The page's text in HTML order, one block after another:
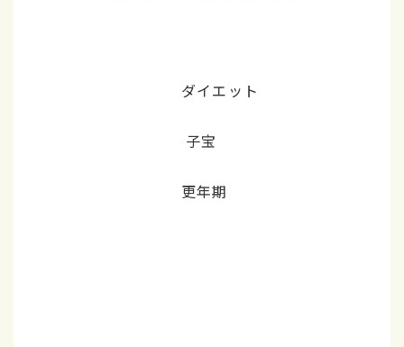
ダイエット
子宝
更年期